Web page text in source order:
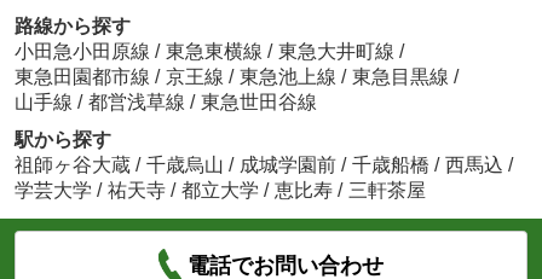
路線から探す
小田急小田原線 / 東急東横線 / 東急大井町線 /
東急田園都市線 / 京王線 / 東急池上線 / 東急目黒線 /
山手線 / 都営浅草線 / 東急世田谷線
駅から探す
祖師ヶ谷大蔵 / 千歳烏山 / 成城学園前 / 千歳船橋 / 西馬込 /
学芸大学 / 祐天寺 / 都立大学 / 恵比寿 / 三軒茶屋
電話でお問い合わせ